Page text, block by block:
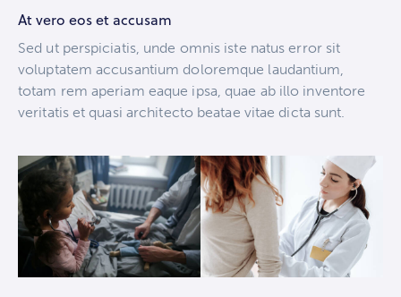
At vero eos et accusam
Sed ut perspiciatis, unde omnis iste natus error sit
voluptatem accusantium doloremque laudantium,
totam rem aperiam eaque ipsa, quae ab illo inventore
veritatis et quasi architecto beatae vitae dicta sunt.